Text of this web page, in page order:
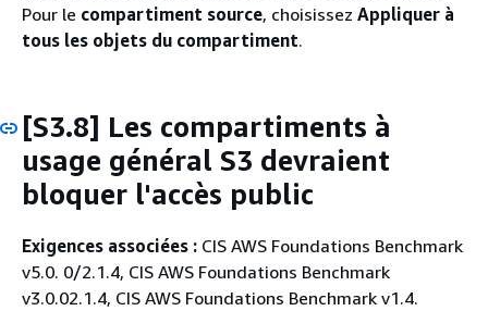
Pour le compartiment source, choisissez Appliquer à
tous les objets du compartiment.
[S3.8] Les compartiments à
usage général S3 devraient
bloquer l'accès public
Exigences associées : CIS AWS Foundations Benchmark
v5.0. 0/2.1.4, CIS AWS Foundations Benchmark
v3.0.02.1.4, CIS AWS Foundations Benchmark v1.4.